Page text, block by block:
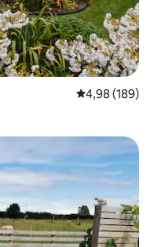
Évaluation
4,98 (189)
appréciés